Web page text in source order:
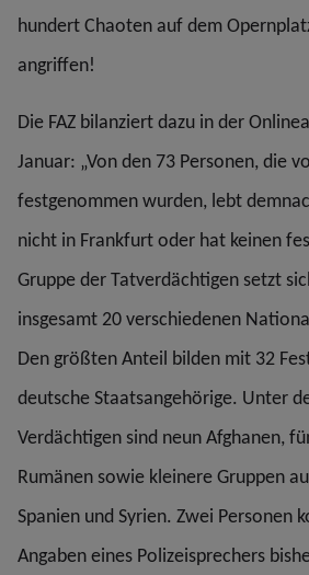
hundert Chaoten auf dem
angriffen!
Die FAZ bilanziert dazu in der
Januar: „Von den 73 Personen, die
festgenommen wurden, lebt
nicht in Frankfurt oder hat keinen
Gruppe der Tatverdächtigen setzt
insgesamt 20 verschiedenen
Den größten Anteil bilden mit 32
deutsche Staatsangehörige. Unter
Verdächtigen sind neun Afghanen,
Rumänen sowie kleinere Gruppen
Spanien und Syrien. Zwei Personen
Angaben eines Polizeisprechers